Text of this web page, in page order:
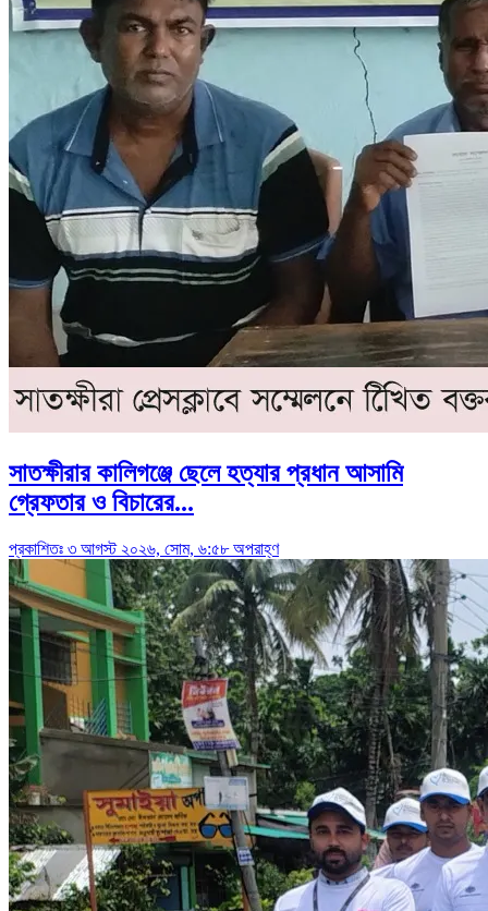
সাতক্ষীরার কালিগঞ্জে ছেলে হত্যার প্রধান আসামি
গ্রেফতার ও বিচারের...
প্রকাশিতঃ ৩ আগস্ট ২০২৬, সোম, ৬:৫৮ অপরাহ্ণ